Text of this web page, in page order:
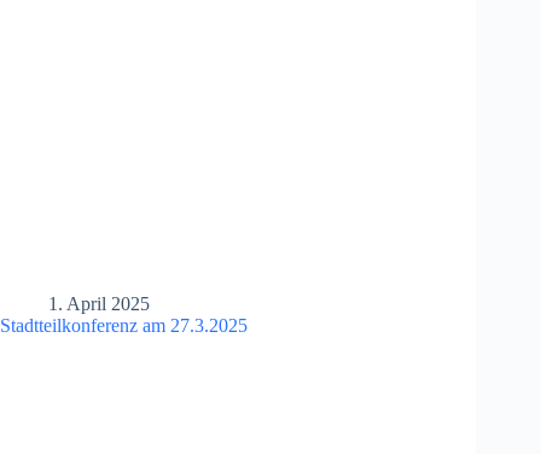
1. April 2025
Stadtteilkonferenz am 27.3.2025